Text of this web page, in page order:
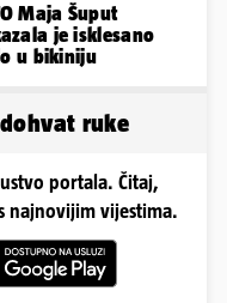
Maja Šuput
je isklesano
u bikiniju
ruke
portala. Čitaj,
najnovijim vijestima.